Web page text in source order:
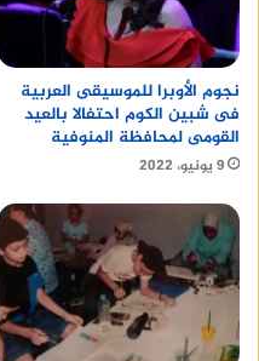
نجوم الأوبرا للموسيقى العربية
فى شبين الكوم احتفالا بالعيد
القومى لمحافظة المنوفية
9 يونيو، 2022